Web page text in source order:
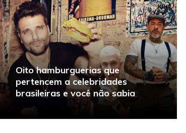
Oito hamburguerias que
pertencem a celebridades
brasileiras e você não sabia